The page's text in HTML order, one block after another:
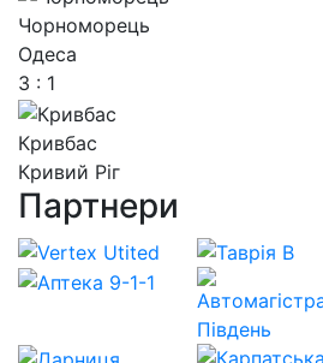
Чорноморець
Одеса
3 : 1
Кривбас
Кривий Ріг
Партнери